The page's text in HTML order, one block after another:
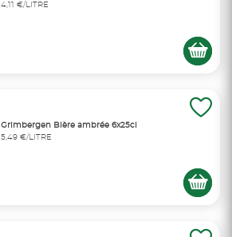
4,11 €/LITRE
Grimbergen Bière ambrée 6x25cl
5,49 €/LITRE